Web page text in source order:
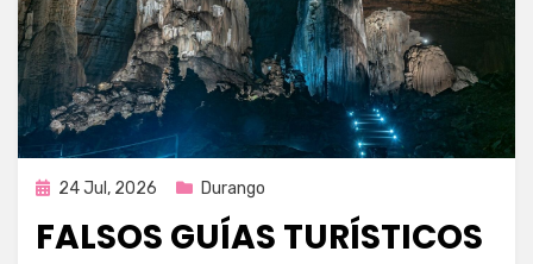
Publicada
24 Jul, 2026 Durango
FALSOS GUÍAS TURÍSTICOS